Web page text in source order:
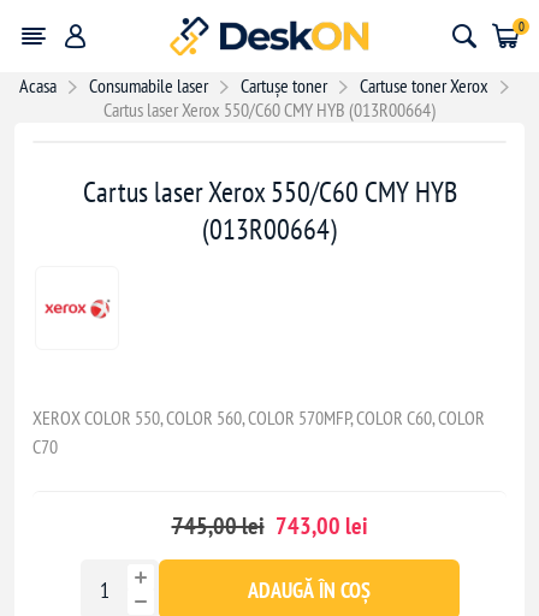
0
Acasa Consumabile laser Cartușe toner
Cartuse toner Xerox
Cartus laser Xerox 550/C60 CMY HYB (013R00664)
Cartus laser Xerox 550/C60 CMY HYB
(013R00664)
XEROX COLOR 550, COLOR 560, COLOR 570MFP, COLOR C60, COLOR
C70
745,00 lei 743,00 lei
ADAUGĂ ÎN COȘ